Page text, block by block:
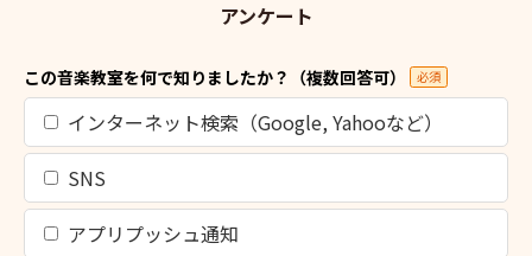
アンケート
この音楽教室を何で知りましたか？（複数回答可） 必須
インターネット検索（Google, Yahooなど）
SNS
アプリプッシュ通知